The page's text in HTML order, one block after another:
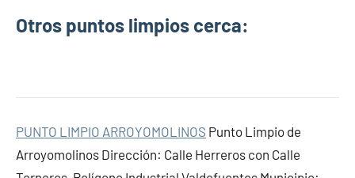
Otros puntos limpios cerca:
PUNTO LIMPIO ARROYOMOLINOS Punto Limpio de
Arroyomolinos Dirección: Calle Herreros con Calle